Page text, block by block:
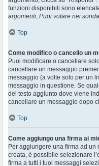
funzioni disponibili sono
argomenti, Puoi votare nei
Top
Come modifico o cancello un
Puoi modificare o cancellare
cancellare un messaggio
messaggio (a volte solo per un
messaggio in questione. Se
del testo aggiunto dove viene
cancellare un messaggio dopo
Top
Come aggiungo una firma ai
Per aggiungere una firma ad
creata, è possibile selezionare
firma a tutti i tuoi messaggi